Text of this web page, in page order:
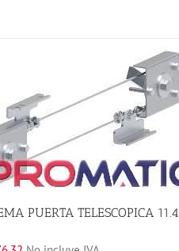
PUERTA TELESCOPICA 11.4